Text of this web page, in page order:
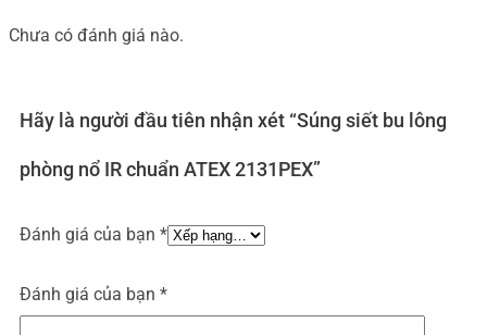
Chưa có đánh giá nào.
Hãy là người đầu tiên nhận xét “Súng siết bu lông
phòng nổ IR chuẩn ATEX 2131PEX”
Đánh giá của bạn *
Đánh giá của bạn *